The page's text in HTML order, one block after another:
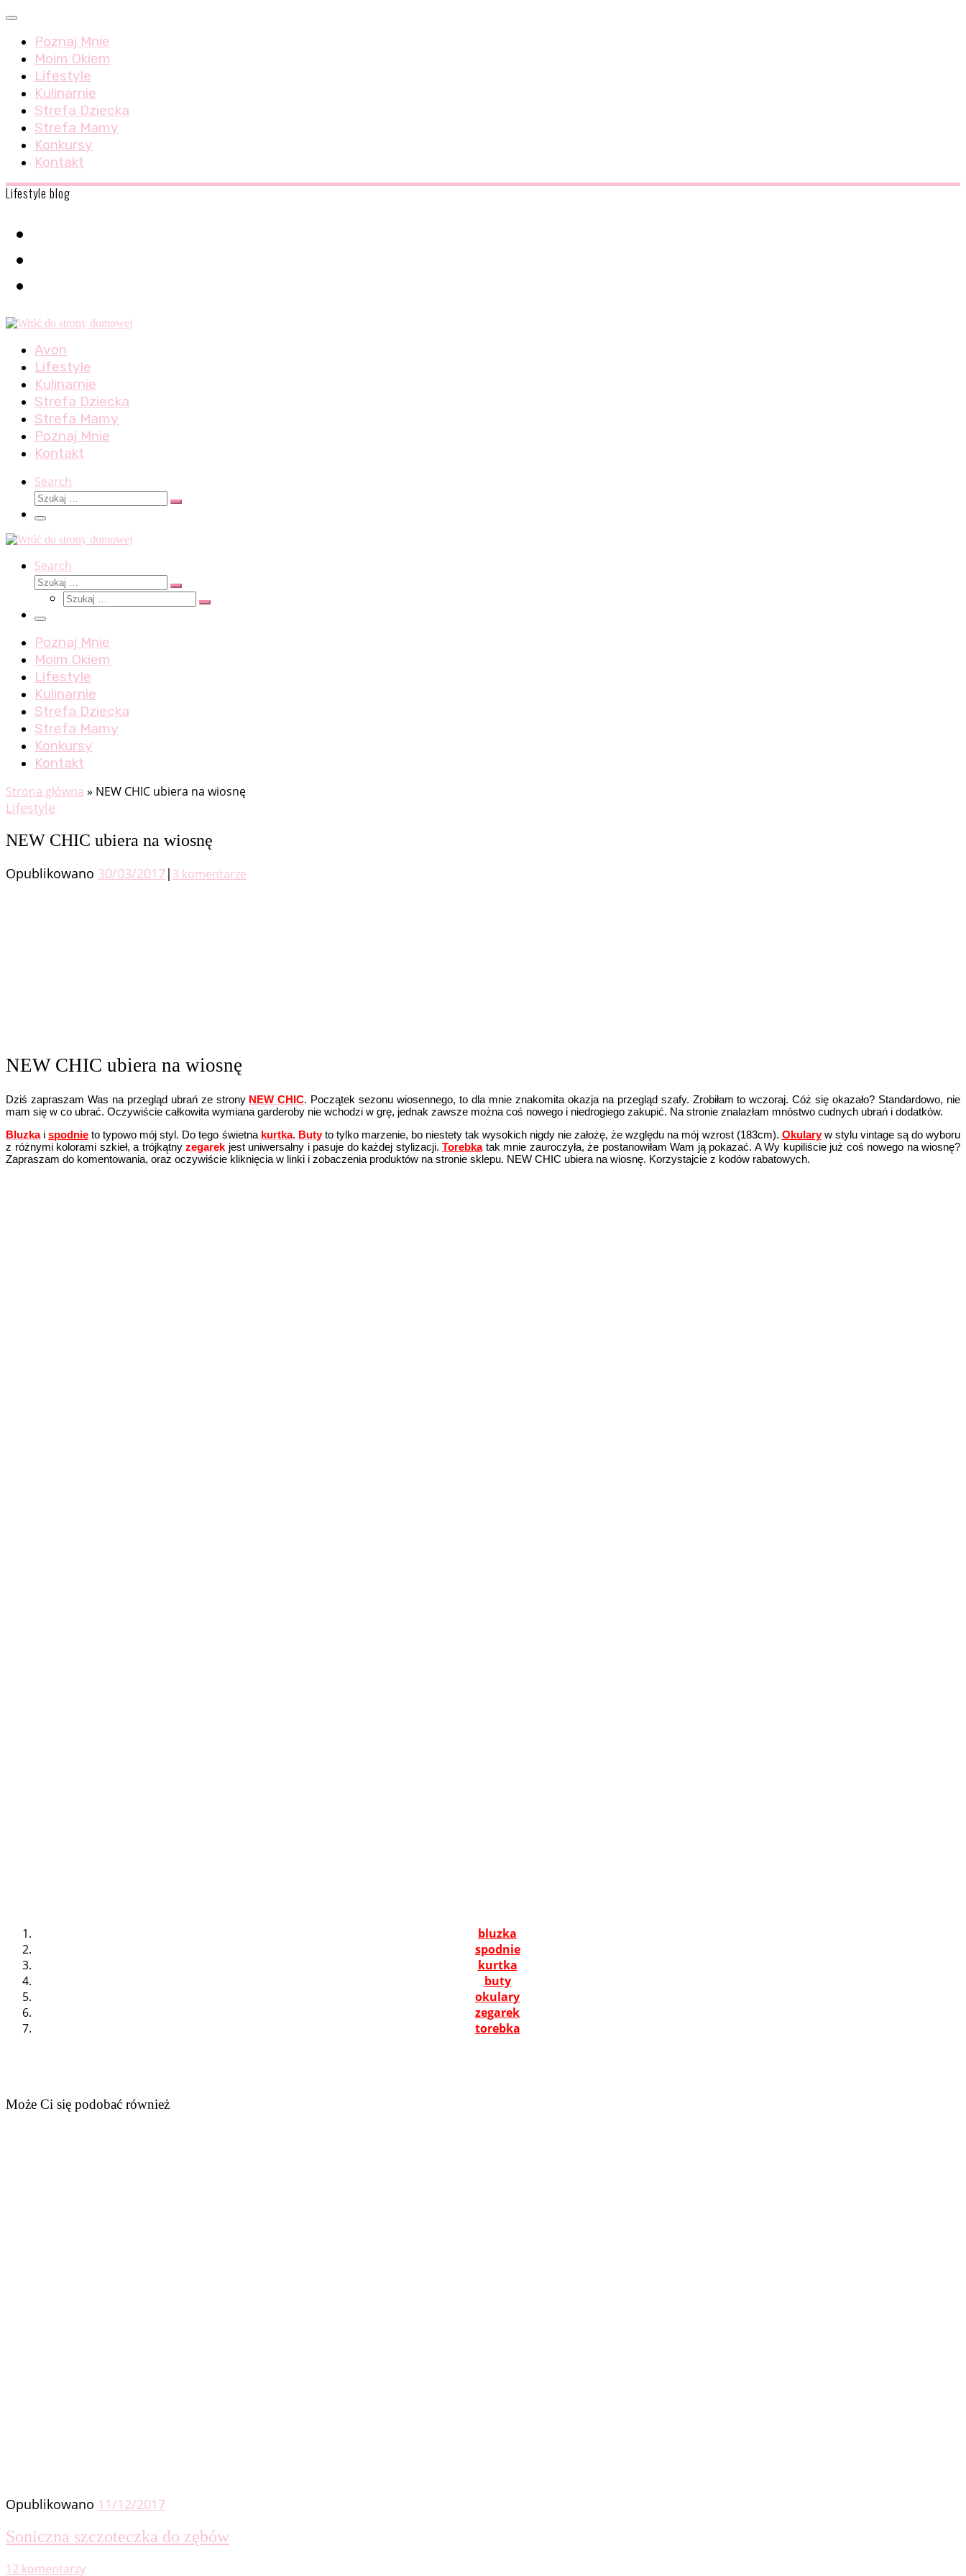
Skip
content
Menu
Poznaj Mnie
Moim Okiem
Lifestyle
Kulinarnie
Strefa Dziecka
Strefa Mamy
Konkursy
Kontakt
Lifestyle blog
Avon
Lifestyle
Kulinarnie
Strefa Dziecka
Strefa Mamy
Poznaj Mnie
Kontakt
Search
Szukaj
Szukaj
Menu
Search
Szukaj
Szukaj
Szukaj
Szukaj
Menu
Poznaj Mnie
Moim Okiem
Lifestyle
Kulinarnie
Strefa Dziecka
Strefa Mamy
Konkursy
Kontakt
Strona główna » NEW CHIC ubiera na wiosnę
Lifestyle
NEW CHIC ubiera na wiosnę
Opublikowano 30/03/2017 | 3 komentarze
NEW CHIC ubiera na wiosnę
Dziś zapraszam Was na przegląd ubrań ze strony NEW CHIC. Początek sezonu wiosennego, to dla mnie znakomita okazja na przegląd szafy. Zrobiłam to wczoraj. Cóż się okazało? Standardowo, nie
mam się w co ubrać. Oczywiście całkowita wymiana garderoby nie wchodzi w grę, jednak zawsze można coś nowego i niedrogiego zakupić. Na stronie znalazłam mnóstwo cudnych ubrań i dodatków.
Bluzkaispodnie to typowo mój styl. Do tego świetna kurtka. Butyto tylko marzenie, bo niestety tak wysokich nigdy nie założę, że względu na mój wzrost (183cm). Okularyw stylu vintage są do wyboru
z różnymi kolorami szkieł, a trójkątny zegarek jest uniwersalny i pasuje do każdej stylizacji. Torebkatak mnie zauroczyła, że postanowiłam Wam ją pokazać. A Wy kupiliście już coś nowego na wiosnę?
Zapraszam do komentowania, oraz oczywiście kliknięcia w linki i zobaczenia produktów na stronie sklepu. NEW CHIC ubiera na wiosnę. Korzystajcie z kodów rabatowych.
bluzka
spodnie
kurtka
buty
okulary
zegarek
torebka
Może Ci się podobać również
Opublikowano 11/12/2017
Soniczna szczoteczka do zębów
12 komentarzy